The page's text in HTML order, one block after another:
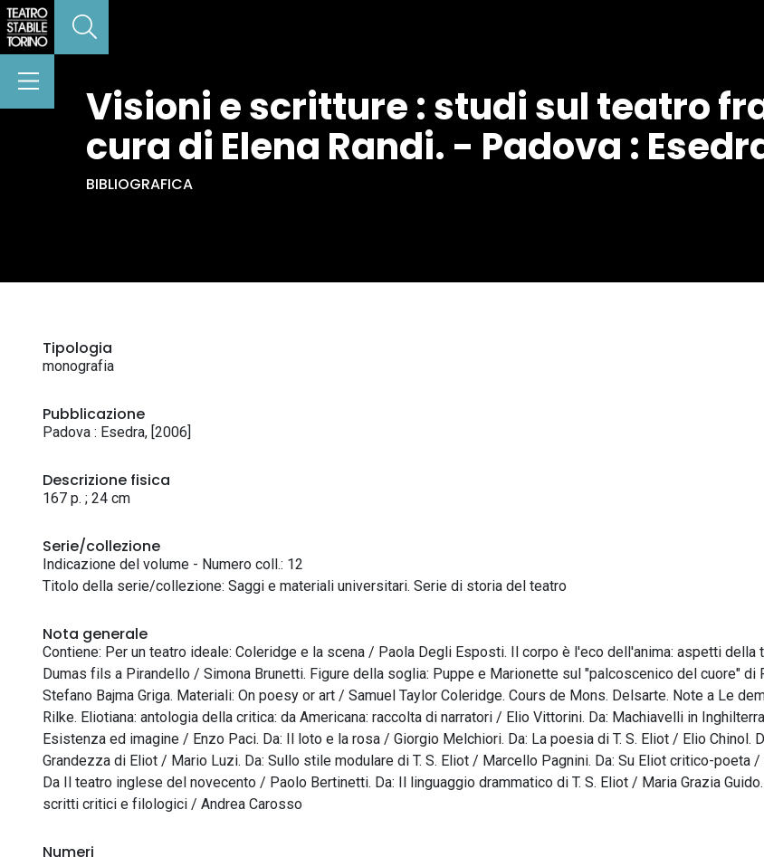
Visioni e scritture : studi sul teatro
cura di Elena Randi. - Padova :
BIBLIOGRAFICA
Tipologia
monografia
Pubblicazione
Padova : Esedra, [2006]
Descrizione fisica
167 p. ; 24 cm
Serie/collezione
Indicazione del volume - Numero coll.: 12
Titolo della serie/collezione: Saggi e materiali universitari. Serie di storia del teatro
Nota generale
Contiene: Per un teatro ideale: Coleridge e la scena / Paola Degli Esposti. Il corpo è l'eco dell'anima: aspetti della
Dumas fils a Pirandello / Simona Brunetti. Figure della soglia: Puppe e Marionette sul "palcoscenico del cuore"
Stefano Bajma Griga. Materiali: On poesy or art / Samuel Taylor Coleridge. Cours de Mons. Delsarte. Note a Le
Rilke. Eliotiana: antologia della critica: da Americana: raccolta di narratori / Elio Vittorini. Da: Machiavelli in
Esistenza ed imagine / Enzo Paci. Da: Il loto e la rosa / Giorgio Melchiori. Da: La poesia di T. S. Eliot / Elio Chinol.
Grandezza di Eliot / Mario Luzi. Da: Sullo stile modulare di T. S. Eliot / Marcello Pagnini. Da: Su Eliot critico-poeta
Da Il teatro inglese del novecento / Paolo Bertinetti. Da: Il linguaggio drammatico di T. S. Eliot / Maria Grazia
scritti critici e filologici / Andrea Carosso
Numeri